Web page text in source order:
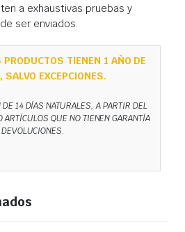
a exhaustivas pruebas y
ser enviados.
TIENEN 1 AÑO DE
SALVO EXCEPCIONES.
14 DÍAS NATURALES, A PARTIR DEL
ARTÍCULOS QUE NO TIENEN GARANTÍA